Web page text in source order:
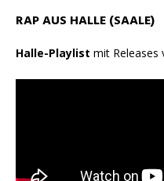
RAP AUS HALLE (SAALE)
Halle-Playlist mit Releases